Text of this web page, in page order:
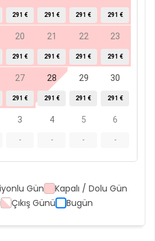
291 € 291 € 291 € 291 €
20
291 €
21
291 €
22
291 €
23
291 €
27
291 €
28
291 €
29
291 €
30
291 €
3
-
4
-
5
-
6
-
Gün
Kapalı / Dolu Gün
Çıkış Günü Bugün